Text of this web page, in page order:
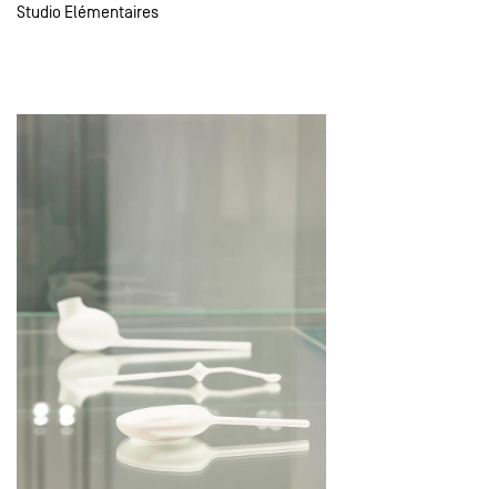
Studio Elémentaires